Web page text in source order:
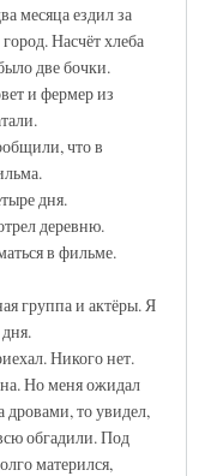
месяца ездил за
Насчёт хлеба
две бочки.
и фермер из
что в
дня.
деревню.
в фильме.
группа и актёры. Я
Никого нет.
Но меня ожидал
дровами, то увидел,
обгадили. Под
матерился,